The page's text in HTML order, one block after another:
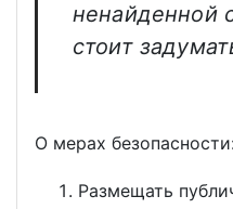
ненайденной
стоит
О мерах
Размещать